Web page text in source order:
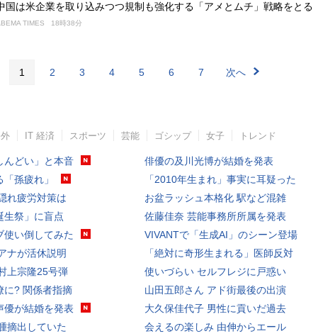
国は米企業を取り込みつつ規制も強化する「アメとムチ」戦略をとる
TIMES 18時38分
1 2 3 4 5 6 7 次へ
IT 経済 スポーツ 芸能 ゴシップ 女子 トレンド
んどい」と本音
孫疲れ」
れ疲労対策は
生祭」に盲点
使い倒してみた
ナが活休説明
上宗隆25号弾
に? 関係者指摘
優が結婚を発表
摘出していた
俳優の及川光博が結婚を発表
「2010年生まれ」事実に耳疑った
お盆ラッシュ本格化 駅など混雑
佐藤佳奈 芸能事務所所属を発表
VIVANTで「生成AI」のシーン登場
「絶対に奇形生まれる」医師反対
使いづらい セルフレジに戸惑い
山田五郎さん アド街最後の出演
大久保佳代子 男性に貢いだ過去
会えるの楽しみ 由伸からエール